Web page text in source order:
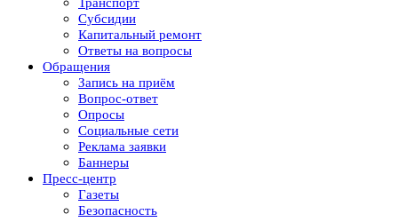
Транспорт
Субсидии
Капитальный ремонт
Ответы на вопросы
Обращения
Запись на приём
Вопрос-ответ
Опросы
Социальные сети
Реклама заявки
Баннеры
Пресс-центр
Газеты
Безопасность